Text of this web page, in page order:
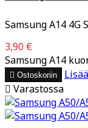
Samsung A14 4G
3,90 €
Samsung A14
 Ostoskoriin Lisää
 Varastossa